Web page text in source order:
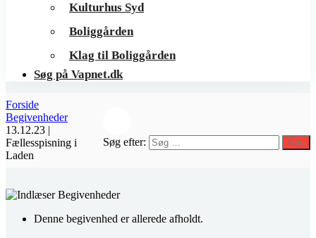
Kulturhus Syd
Boliggården
Klag til Boliggården
Søg på Vapnet.dk
Søg efter: Søg
Forside
Begivenheder
13.12.23 |
Fællesspisning i
Laden
Denne begivenhed er allerede afholdt.